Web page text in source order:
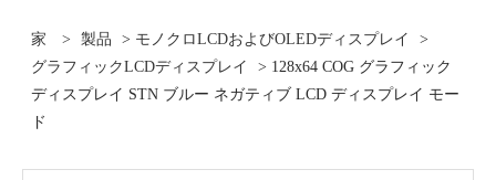
家 > 製品 > モノクロLCDおよびOLEDディスプレイ
>
グラフィックLCDディスプレイ
> 128x64 COG グラフィック
ディスプレイ STN ブルー ネガティブ LCD ディスプレイ モー
ド